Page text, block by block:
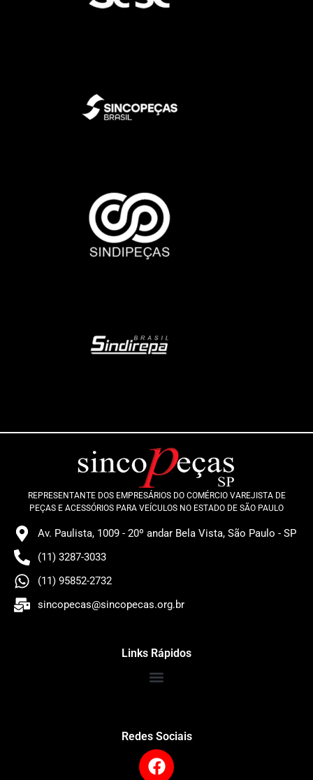
REPRESENTANTE DOS EMPRESÁRIOS DO COMÉRCIO VAREJISTA DE
PEÇAS E ACESSÓRIOS PARA VEÍCULOS NO ESTADO DE SÃO PAULO
Av. Paulista, 1009 - 20º andar Bela Vista, São Paulo - SP
(11) 3287-3033
(11) 95852-2732
sincopecas@sincopecas.org.br
Links Rápidos
Redes Sociais